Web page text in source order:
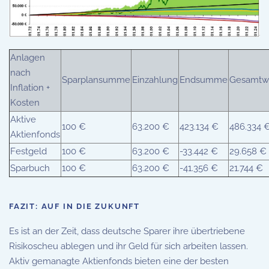
Anlagen
nach
Inflation +
Kosten
Sparplansumme Einzahlung Endsumme
Aktive
Aktienfonds
100 € 63.200 € 423.134 € 486.334
Festgeld 100 € 63.200 € -33.442 €
29.658 €
Sparbuch
100 € 63.200 € -41.356 € 21.744 €
FAZIT: AUF IN DIE ZUKUNFT
Es ist an der Zeit, dass deutsche Sparer ihre übertriebene
Risikoscheu ablegen und ihr Geld für sich arbeiten lassen.
Aktiv gemanagte Aktienfonds bieten eine der besten